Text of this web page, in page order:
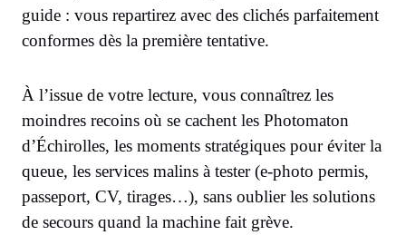
guide : vous repartirez avec des clichés parfaitement
conformes dès la première tentative.
À l’issue de votre lecture, vous connaîtrez les
moindres recoins où se cachent les Photomaton
d’Échirolles, les moments stratégiques pour éviter la
queue, les services malins à tester (e-photo permis,
passeport, CV, tirages…), sans oublier les solutions
de secours quand la machine fait grève.